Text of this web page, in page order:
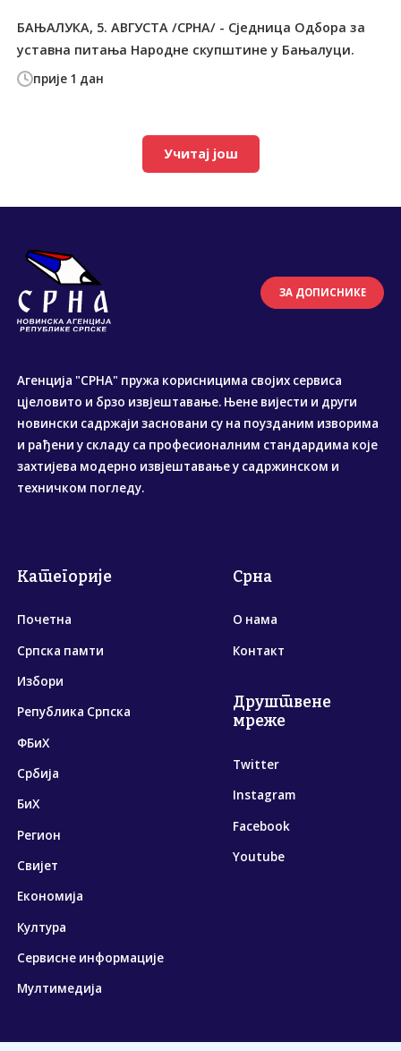
прије 1 дан
БАЊАЛУКА, 5. АВГУСТА /СРНА/ - Сједница Одбора за
уставна питања Народне скупштине у Бањалуци.
Учитај још
ЗА ДОПИСНИКЕ
Агенција "СРНА" пружа корисницима својих сервиса
цјеловито и брзо извјештавање. Њене вијести и други
новински садржаји засновани су на поузданим изворима
и рађени у складу са професионалним стандардима које
захтијева модерно извјештавање у садржинском и
техничком погледу.
Категорије
Почетна
Српска памти
Избори
Република Српска
ФБиХ
Србија
БиХ
Регион
Свијет
Економија
Култура
Сервисне информације
Мултимедија
Срна
О нама
Контакт
Друштвене
мреже
Twitter
Instagram
Facebook
Youtube